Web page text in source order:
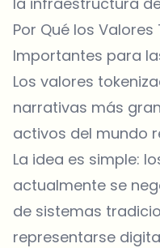
Por Qué los
Importantes para
Los valores
narrativas más
activos del mundo
La idea es simple:
actualmente se
de sistemas
representarse